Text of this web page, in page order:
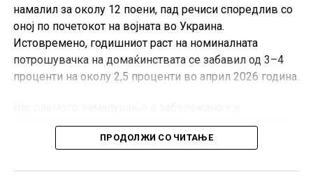
намалил за околу 12 поени, пад речиси споредлив со
оној по почетокот на војната во Украина.
Истовремено, годишниот раст на номиналната
потрошувачка на домаќинствата се забавил од 3–4
проценти на околу 2,5 проценти во април 2026 година.
дискреционите трошоци, при што домаќинствата ги
одложуваат купувањата на луксузна облека, обувки,
Домаќинствата со повисоки приходи најмногу ја
ПРОДОЛЖИ СО ЧИТАЊЕ